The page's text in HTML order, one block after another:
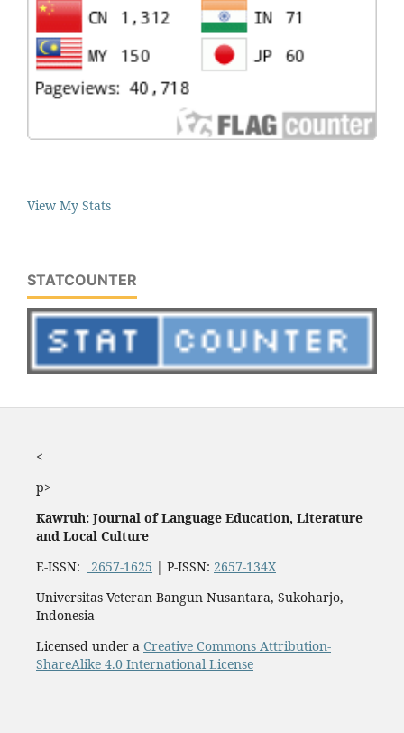
View My Stats
STATCOUNTER
<
p>
Kawruh: Journal of Language Education, Literature
and Local Culture
E-ISSN:
2657-1625 | P-ISSN: 2657-134X
Universitas Veteran Bangun Nusantara, Sukoharjo,
Indonesia
Licensed under a Creative Commons Attribution-
ShareAlike 4.0 International License